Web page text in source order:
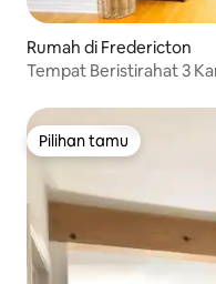
Rumah di Fredericton
Tempat Beristirahat 3
Pilihan tamu
Pilihan tamu